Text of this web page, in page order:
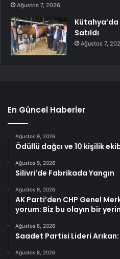
Ağustos 7, 2026
Satıldı
Ağustos 7,
En Güncel Haberler
Ağustos 9, 2026
Ödüllü dağcı ve 10 kişilik
Ağustos 9, 2026
Silivri’de Fabrikada Yangın
Ağustos 9, 2026
AK Parti’den CHP Genel
yorum: Biz bu olayın bir
Ağustos 8, 2026
Saadet Partisi Lideri Arıkan:
Ağustos 8, 2026